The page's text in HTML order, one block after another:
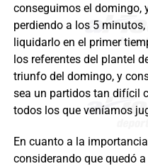
conseguimos el domingo,
perdiendo a los 5
liquidarlo en el primer
los referentes del plantel
triunfo del domingo, y
sea un partidos tan difícil
todos los que veníamos
En cuanto a la
considerando que quedó